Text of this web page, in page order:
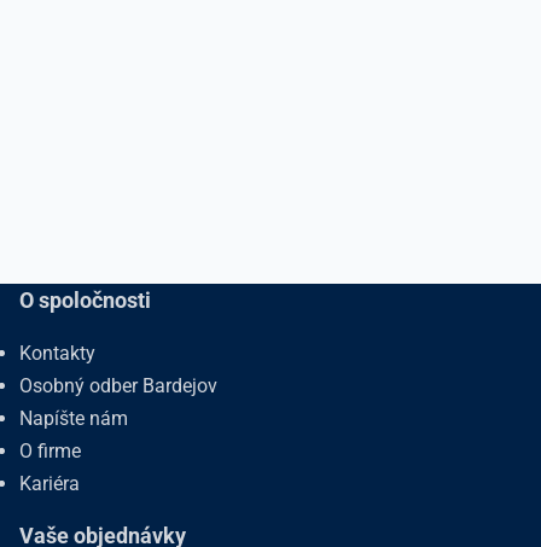
O spoločnosti
Kontakty
Osobný odber Bardejov
Napíšte nám
O firme
Kariéra
Vaše objednávky